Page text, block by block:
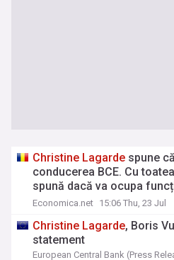
Christine Lagarde spune
conducerea BCE. Cu
spună dacă va ocupa
mandatului
Economica.net 15:06 Thu, 23 Jul
Christine Lagarde, Boris
statement
European Central Bank (Press